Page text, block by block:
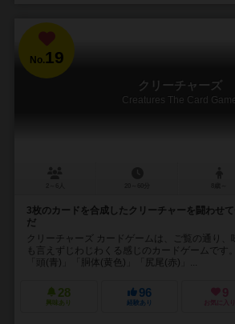
No.19
クリーチャーズ
Creatures The Card
3枚のカードを合成したクリーチャーを闘わせ
だ
クリーチャーズ カードゲームは、ご覧の通り、
も言えずじわじわくる感じのカードゲームです
「頭(青)」「胴体(黄色)」「尻尾(赤)」...
28
興味あり
96
経験あり
9
お気に入り